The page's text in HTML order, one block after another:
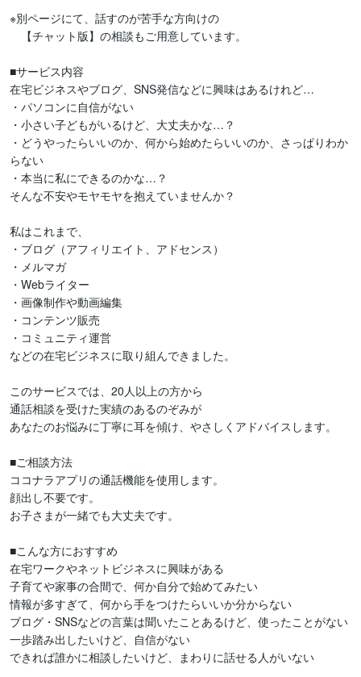
※別ページにて、話すのが苦手な方向けの
【チャット版】の相談もご用意しています。
■サービス内容
在宅ビジネスやブログ、SNS発信などに興味はあるけれど…
・パソコンに自信がない
・小さい子どもがいるけど、大丈夫かな…？
・どうやったらいいのか、何から始めたらいいのか、さっぱりわか
らない
・本当に私にできるのかな…？
そんな不安やモヤモヤを抱えていませんか？
私はこれまで、
・ブログ（アフィリエイト、アドセンス）
・メルマガ
・Webライター
・画像制作や動画編集
・コンテンツ販売
・コミュニティ運営
などの在宅ビジネスに取り組んできました。
このサービスでは、20人以上の方から
通話相談を受けた実績のあるのぞみが
あなたのお悩みに丁寧に耳を傾け、やさしくアドバイスします。
■ご相談方法
ココナラアプリの通話機能を使用します。
顔出し不要です。
お子さまが一緒でも大丈夫です。
■こんな方におすすめ
在宅ワークやネットビジネスに興味がある
子育てや家事の合間で、何か自分で始めてみたい
情報が多すぎて、何から手をつけたらいいか分からない
ブログ・SNSなどの言葉は聞いたことあるけど、使ったことがない
一歩踏み出したいけど、自信がない
できれば誰かに相談したいけど、まわりに話せる人がいない